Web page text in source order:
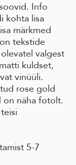
Info
kohta lisa
märkmed
tekstide
valgest
kuldset,
vinüüli.
rose gold
on näha fotolt.
5-7